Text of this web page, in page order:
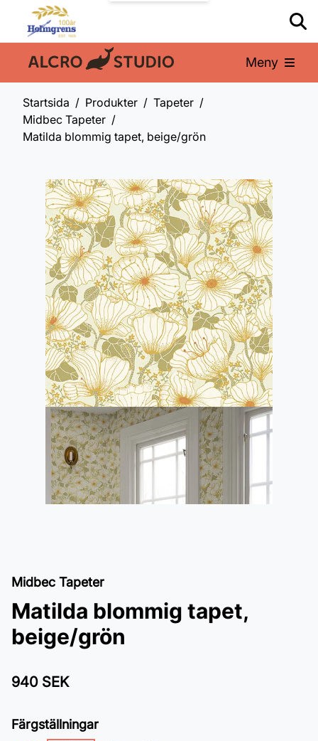
En del av: Meny
Startsida Produkter
Tapeter
Midbec Tapeter
Matilda blommig tapet, beige/grön
Midbec Tapeter
Matilda blommig tapet,
beige/grön
940 SEK
Färgställningar